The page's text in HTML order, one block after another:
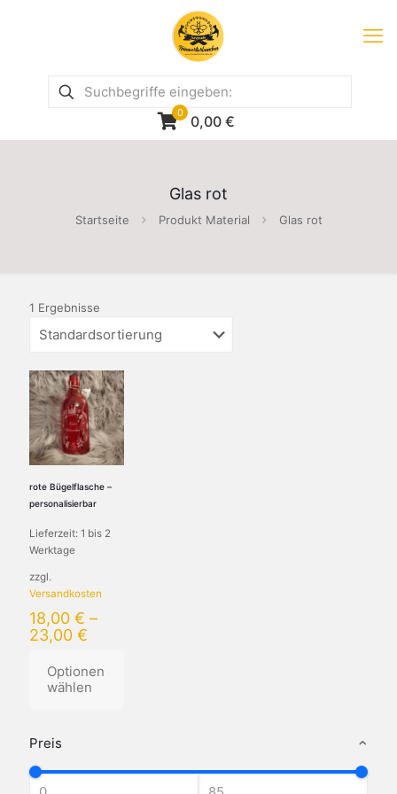
0 0,00 €
Glas rot
Startseite Produkt Material Glas rot
Preis
1 Ergebnisse
rote Bügelflasche –
personalisierbar
Lieferzeit: 1 bis 2
Werktage
zzgl.
Versandkosten
18,00 € –
23,00 €
Optionen
wählen
Produkt
mehrere
Varianten